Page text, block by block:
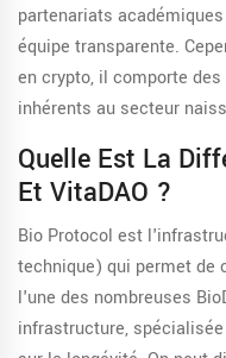
partenariats
équipe transparente.
en crypto, il comporte
inhérents au secteur
Quelle Est La
Et VitaDAO ?
Bio Protocol est
technique) qui permet de
l'une des nombreuses
infrastructure,